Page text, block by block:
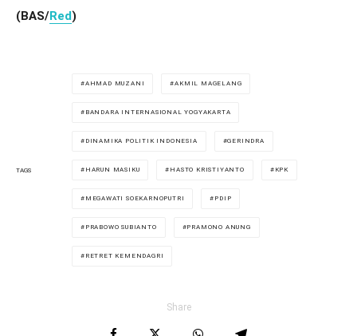
(BAS/Red)
TAGS
AHMAD MUZANI AKMIL MAGELANG
BANDARA INTERNASIONAL YOGYAKARTA
DINAMIKA POLITIK INDONESIA GERINDRA
HARUN MASIKU HASTO KRISTIYANTO KPK
MEGAWATI SOEKARNOPUTRI PDIP
PRABOWO SUBIANTO PRAMONO ANUNG
RETRET KEMENDAGRI
Share